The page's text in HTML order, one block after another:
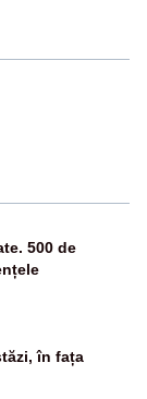
500 de
în fața